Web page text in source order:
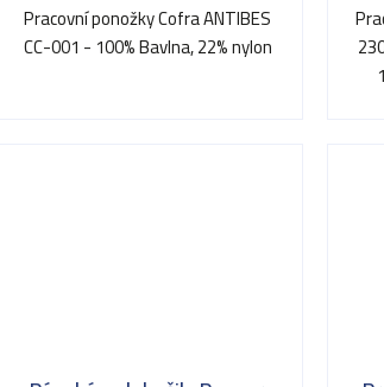
Pracovní ponožky Cofra ANTIBES
CC-001 - 100% Bavlna, 22% nylon